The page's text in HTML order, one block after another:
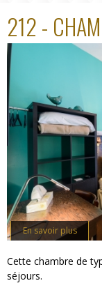
212 -
En savoir plus
Cette chambre de
séjours.